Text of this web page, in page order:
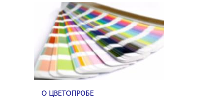
О ЦВЕТОПРОБЕ